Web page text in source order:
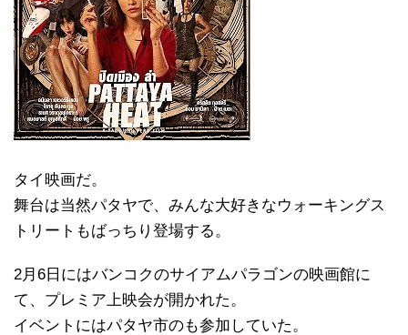
タイ映画だ。
舞台は当然パタヤで、みんな大好きなウォーキングス
トリートもばっちり登場する。
2月6日にはバンコクのサイアムパラゴンの映画館に
て、プレミア上映会が開かれた。
イベントにはパタヤ市のも参加していた。